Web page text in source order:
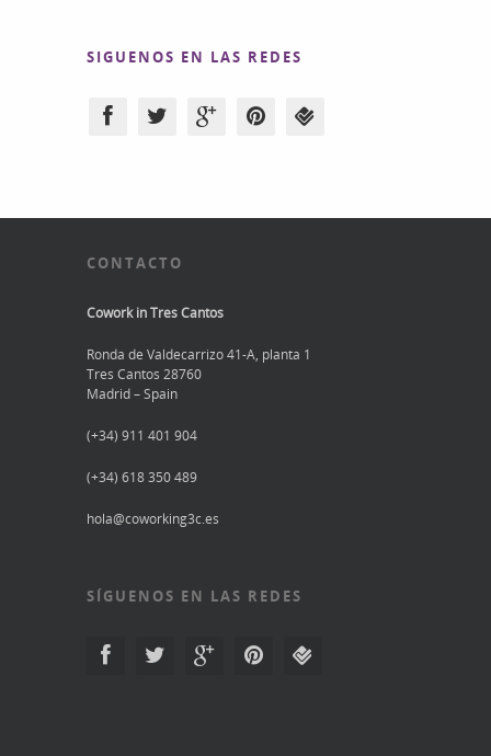
SIGUENOS EN LAS REDES
CONTACTO
Cowork in Tres Cantos
Ronda de Valdecarrizo 41-A, planta 1
Tres Cantos 28760
Madrid – Spain
(+34) 911 401 904
(+34) 618 350 489
hola@coworking3c.es
SÍGUENOS EN LAS REDES